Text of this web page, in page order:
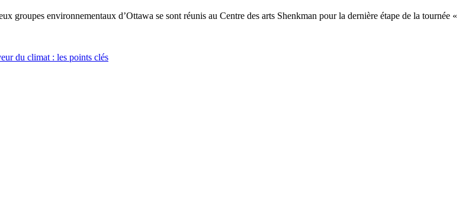
groupes environnementaux d’Ottawa se sont réunis au Centre des arts Shenkman pour la dernière étape de la tournée «
du climat : les points clés